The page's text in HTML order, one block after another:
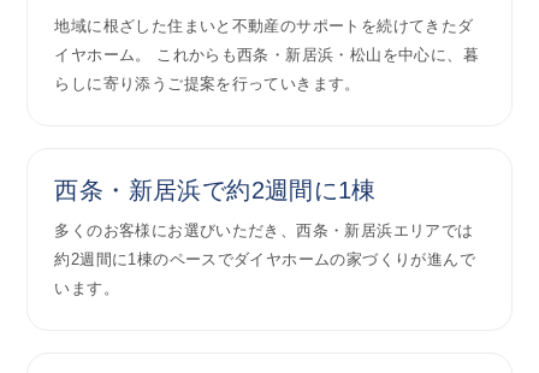
地域に根ざした住まいと不動産のサポートを続けてきたダ
イヤホーム。 これからも西条・新居浜・松山を中心に、暮
らしに寄り添うご提案を行っていきます。
西条・新居浜で約2週間に1棟
多くのお客様にお選びいただき、西条・新居浜エリアでは
約2週間に1棟のペースでダイヤホームの家づくりが進んで
います。